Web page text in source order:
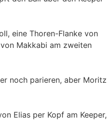
eine Thoren-Flanke von
Makkabi am zweiten
noch parieren, aber Moritz
Elias per Kopf am Keeper,